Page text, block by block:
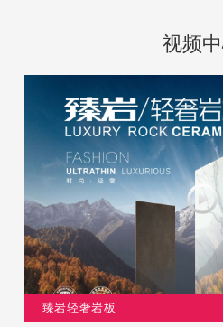
视频
臻岩轻奢岩板